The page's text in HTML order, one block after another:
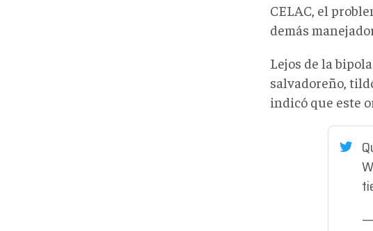
CELAC, el
demás
Lejos de la
salvadoreño,
indicó que este